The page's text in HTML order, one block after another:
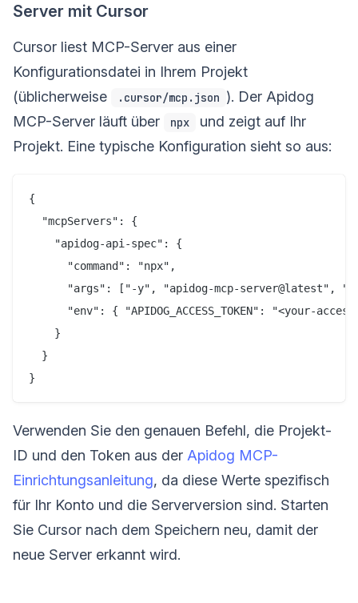
Server mit Cursor
Cursor liest MCP-Server aus einer
Konfigurationsdatei in Ihrem Projekt
(üblicherweise
.cursor/mcp.json ). Der Apidog
MCP-Server läuft über
npx
und zeigt auf Ihr
Projekt. Eine typische Konfiguration sieht so aus:
{
  "mcpServers": {
    "apidog-api-spec": {
      "command": "npx",
"args": ["-y", "apidog-mcp-server@latest",
"env": { "APIDOG_ACCESS_TOKEN": "<your-
    }
  }
Verwenden Sie den genauen Befehl, die Projekt-
ID und den Token aus der Apidog MCP-
Einrichtungsanleitung, da diese Werte spezifisch
für Ihr Konto und die Serverversion sind. Starten
Sie Cursor nach dem Speichern neu, damit der
neue Server erkannt wird.